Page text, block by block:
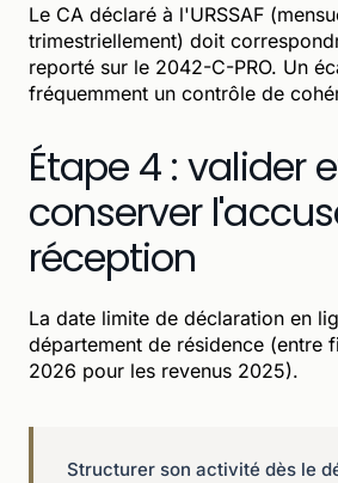
Le CA déclaré à l'URSSAF
trimestriellement) doit
reporté sur le 2042-C-PRO. Un
fréquemment un contrôle de
Étape 4 : valider
conserver
réception
La date limite de déclaration en
département de résidence (entre
2026 pour les revenus 2025).
Structurer son activité dès le